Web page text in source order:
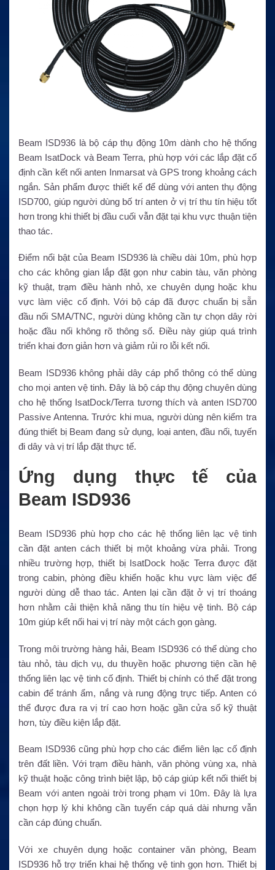
Beam ISD936 là bộ cáp thụ động 10m dành cho hệ thống
Beam IsatDock và Beam Terra, phù hợp với các lắp đặt cố
định cần kết nối anten Inmarsat và GPS trong khoảng cách
ngắn. Sản phẩm được thiết kế để dùng với anten thụ động
ISD700, giúp người dùng bố trí anten ở vị trí thu tín hiệu tốt
hơn trong khi thiết bị đầu cuối vẫn đặt tại khu vực thuận tiện
thao tác.
Điểm nổi bật của Beam ISD936 là chiều dài 10m, phù hợp
cho các không gian lắp đặt gọn như cabin tàu, văn phòng
kỹ thuật, trạm điều hành nhỏ, xe chuyên dụng hoặc khu
vực làm việc cố định. Với bộ cáp đã được chuẩn bị sẵn
đầu nối SMA/TNC, người dùng không cần tự chọn dây rời
hoặc đầu nối không rõ thông số. Điều này giúp quá trình
triển khai đơn giản hơn và giảm rủi ro lỗi kết nối.
Beam ISD936 không phải dây cáp phổ thông có thể dùng
cho mọi anten vệ tinh. Đây là bộ cáp thụ động chuyên dùng
cho hệ thống IsatDock/Terra tương thích và anten ISD700
Passive Antenna. Trước khi mua, người dùng nên kiểm tra
đúng thiết bị Beam đang sử dụng, loại anten, đầu nối, tuyến
đi dây và vị trí lắp đặt thực tế.
Ứng dụng thực tế của
Beam ISD936
Beam ISD936 phù hợp cho các hệ thống liên lạc vệ tinh
cần đặt anten cách thiết bị một khoảng vừa phải. Trong
nhiều trường hợp, thiết bị IsatDock hoặc Terra được đặt
trong cabin, phòng điều khiển hoặc khu vực làm việc để
người dùng dễ thao tác. Anten lại cần đặt ở vị trí thoáng
hơn nhằm cải thiện khả năng thu tín hiệu vệ tinh. Bộ cáp
10m giúp kết nối hai vị trí này một cách gọn gàng.
Trong môi trường hàng hải, Beam ISD936 có thể dùng cho
tàu nhỏ, tàu dịch vụ, du thuyền hoặc phương tiện cần hệ
thống liên lạc vệ tinh cố định. Thiết bị chính có thể đặt trong
cabin để tránh ẩm, nắng và rung động trực tiếp. Anten có
thể được đưa ra vị trí cao hơn hoặc gần cửa sổ kỹ thuật
hơn, tùy điều kiện lắp đặt.
Beam ISD936 cũng phù hợp cho các điểm liên lạc cố định
trên đất liền. Với trạm điều hành, văn phòng vùng xa, nhà
kỹ thuật hoặc công trình biệt lập, bộ cáp giúp kết nối thiết bị
Beam với anten ngoài trời trong phạm vi 10m. Đây là lựa
chọn hợp lý khi không cần tuyến cáp quá dài nhưng vẫn
cần cáp đúng chuẩn.
Với xe chuyên dụng hoặc container văn phòng, Beam
ISD936 hỗ trợ triển khai hệ thống vệ tinh gọn hơn. Thiết bị